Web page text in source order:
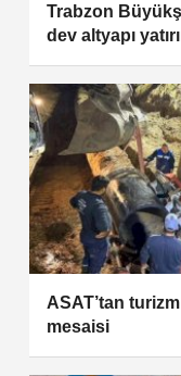
Trabzon
dev altyapı
ASAT’tan
mesaisi